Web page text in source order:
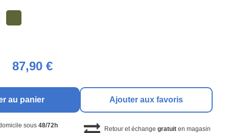
87,90 €
au panier Ajouter aux favoris
sous48/72h
Retour et échange gratuiten magasin